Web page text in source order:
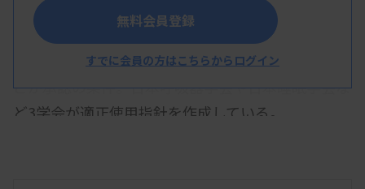
優越性が示されている。
合併症などに対応できる医療機関で使用することな
どが承認の条件。日本呼吸器学会や日本睡眠学会な
ど3学会が適正使用指針を作成している。
無料会員登録
すでに会員の方はこちらからログイン